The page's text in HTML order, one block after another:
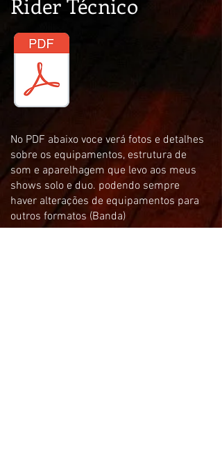
Rider Técnico
No PDF abaixo voce verá fotos e detalhes
sobre os equipamentos, estrutura de
som e aparelhagem que levo aos meus
shows solo e duo. podendo sempre
haver alterações de equipamentos para
outros formatos (Banda)